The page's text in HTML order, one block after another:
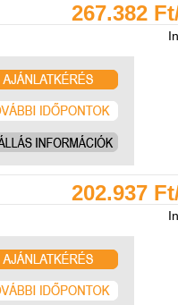
267.382
202.937